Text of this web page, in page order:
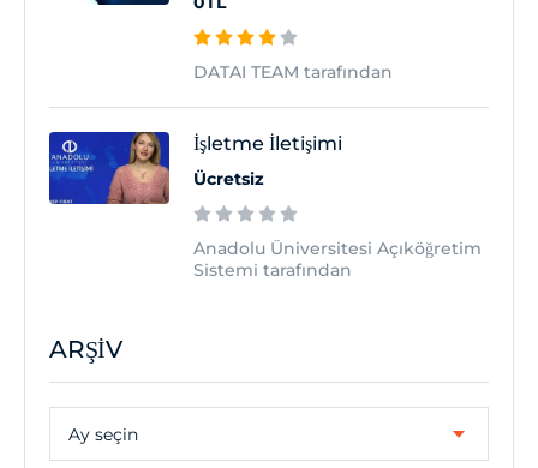
DATAI TEAM tarafından
İşletme İletişimi
Ücretsiz
Anadolu Üniversitesi Açıköğretim
Sistemi tarafından
ARŞIV
Ay seçin